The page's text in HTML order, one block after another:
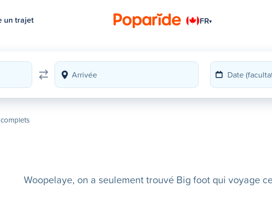
un trajet FR▾
Woopelaye, on a seulement trouvé Big foot qui voyage